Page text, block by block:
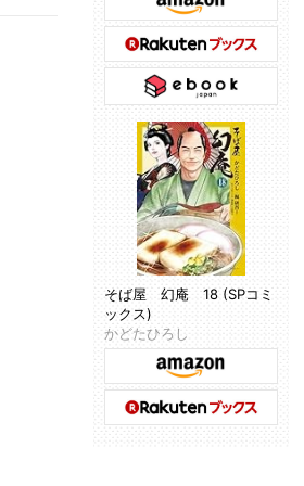
そば屋 幻庵 18 (SPコミ
ックス)
かどたひろし